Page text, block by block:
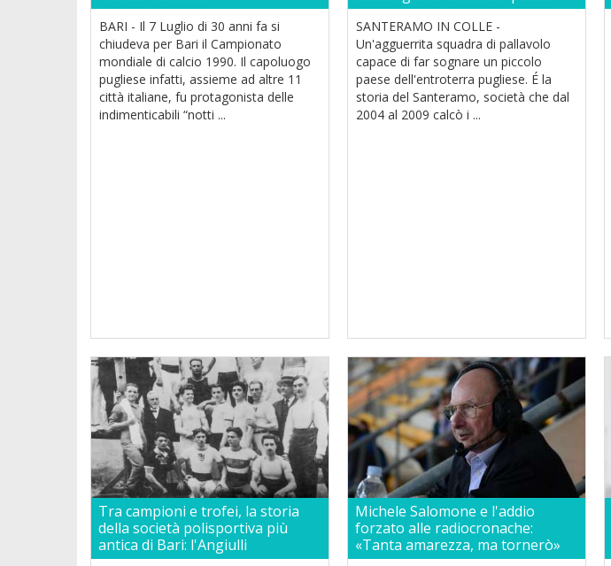
BARI - Il 7 Luglio di 30 anni fa si
chiudeva per Bari il Campionato
mondiale di calcio 1990. Il capoluogo
pugliese infatti, assieme ad altre 11
città italiane, fu protagonista delle
indimenticabili “notti ...
SANTERAMO IN COLLE -
Un'agguerrita squadra di pallavolo
capace di far sognare un piccolo
paese dell'entroterra pugliese. É la
storia del Santeramo, società che dal
2004 al 2009 calcò i ...
Tra campioni e trofei, la storia
della società polisportiva più
antica di Bari: l'Angiulli
Michele Salomone e l'addio
forzato alle radiocronache:
«Tanta amarezza, ma tornerò»